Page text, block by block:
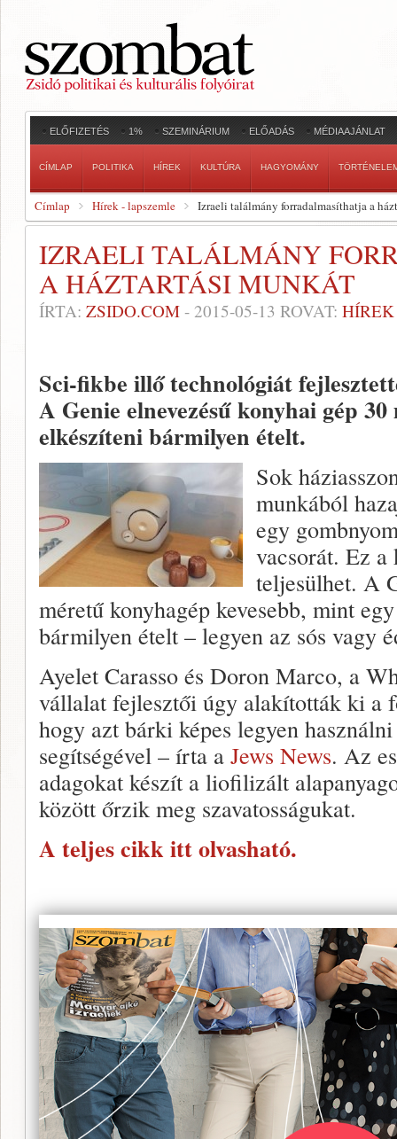
ELŐFIZETÉS 1% SZEMINÁRIUM ELŐADÁS MÉDIAAJÁNLAT
CÍMLAP POLITIKA HÍREK KULTÚRA HAGYOMÁNY
Címlap Hírek - lapszemle Izraeli találmány forradalmasíthatja a
IZRAELI TALÁLMÁNY
A HÁZTARTÁSI MUNKÁT
ÍRTA: ZSIDO.COM - 2015-05-13 ROVAT:
Sci-fikbe illő technológiát
A Genie elnevezésű konyhai gép
elkészíteni bármilyen ételt.
Sok
munkából
egy
vacsorát. Ez a
teljesülhet. A
méretű konyhagép kevesebb, mint
bármilyen ételt – legyen az sós vagy
Ayelet Carasso és Doron Marco, a
vállalat fejlesztői úgy alakították ki a
hogy azt bárki képes legyen
segítségével – írta a Jews News. Az
adagokat készít a liofilizált
között őrzik meg szavatosságukat.
A teljes cikk itt olvasható.